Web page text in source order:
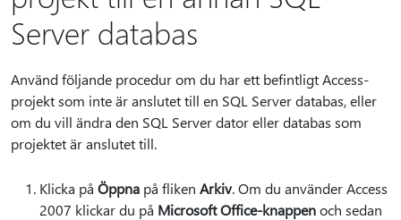
Server databas
Använd följande procedur om du har ett befintligt Access-
projekt som inte är anslutet till en SQL Server databas, eller
om du vill ändra den SQL Server dator eller databas som
projektet är anslutet till.
Klicka på Öppna på fliken Arkiv. Om du använder Access
2007 klickar du på Microsoft Office-knappenoch sedan